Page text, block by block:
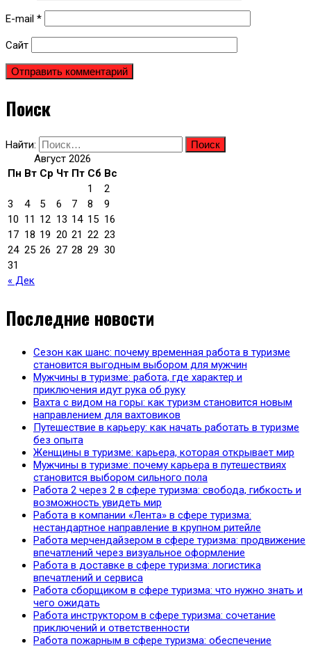
E-mail *
Сайт
Поиск
Найти:
Август 2026
Пн Вт Ср Чт Пт Сб Вс
« Дек
1
2
3
4 5 6 7 8
9
10 11 12 13 14 15 16
17 18 19 20 21 22 23
24 25 26 27 28 29 30
31
Последние новости
Сезон как шанс: почему временная работа в туризме
становится выгодным выбором для мужчин
Мужчины в туризме: работа, где характер и
приключения идут рука об руку
Вахта с видом на горы: как туризм становится новым
направлением для вахтовиков
Путешествие в карьеру: как начать работать в туризме
без опыта
Женщины в туризме: карьера, которая открывает мир
Мужчины в туризме: почему карьера в путешествиях
становится выбором сильного пола
Работа 2 через 2 в сфере туризма: свобода, гибкость и
возможность увидеть мир
Работа в компании «Лента» в сфере туризма:
нестандартное направление в крупном ритейле
Работа мерчендайзером в сфере туризма: продвижение
впечатлений через визуальное оформление
Работа в доставке в сфере туризма: логистика
впечатлений и сервиса
Работа сборщиком в сфере туризма: что нужно знать и
чего ожидать
Работа инструктором в сфере туризма: сочетание
приключений и ответственности
Работа пожарным в сфере туризма: обеспечение